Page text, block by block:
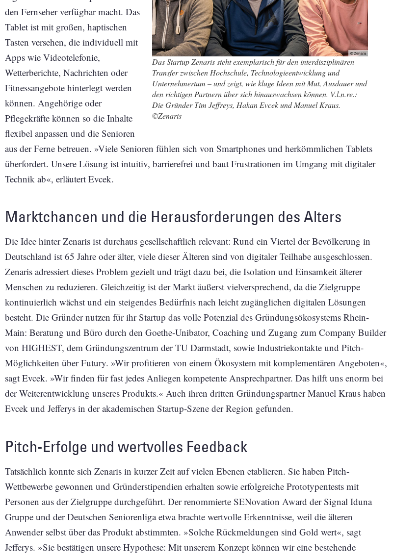
Das Startup Zenaris steht exemplarisch für den interdisziplinären
Transfer zwischen Hochschule, Technologieentwicklung und
Unternehmertum – und zeigt, wie kluge Ideen mit Mut, Ausdauer und
den richtigen Partnern über sich hinauswachsen können. V.l.n.re.:
Die Gründer Tim Jeffreys, Hakan Evcek und Manuel Kraus.
©Zenaris
den Fernseher verfügbar macht. Das
Tablet ist mit großen, haptischen
Tasten versehen, die individuell mit
Apps wie Videotelefonie,
Wetterberichte, Nachrichten oder
Fitnessangebote hinterlegt werden
können. Angehörige oder
Pflegekräfte können so die Inhalte
flexibel anpassen und die Senioren
aus der Ferne betreuen. »Viele Senioren fühlen sich von Smartphones und herkömmlichen Tablets
überfordert. Unsere Lösung ist intuitiv, barrierefrei und baut Frustrationen im Umgang mit digitaler
Technik ab«, erläutert Evcek.
Marktchancen und die Herausforderungen des Alters
Die Idee hinter Zenaris ist durchaus gesellschaftlich relevant: Rund ein Viertel der Bevölkerung in
Deutschland ist 65 Jahre oder älter, viele dieser Älteren sind von digitaler Teilhabe ausgeschlossen.
Zenaris adressiert dieses Problem gezielt und trägt dazu bei, die Isolation und Einsamkeit älterer
Menschen zu reduzieren. Gleichzeitig ist der Markt äußerst vielversprechend, da die Zielgruppe
kontinuierlich wächst und ein steigendes Bedürfnis nach leicht zugänglichen digitalen Lösungen
besteht. Die Gründer nutzen für ihr Startup das volle Potenzial des Gründungsökosystems Rhein-
Main: Beratung und Büro durch den Goethe-Unibator, Coaching und Zugang zum Company Builder
von HIGHEST, dem Gründungszentrum der TU Darmstadt, sowie Industriekontakte und Pitch-
Möglichkeiten über Futury. »Wir profitieren von einem Ökosystem mit komplementären Angeboten«,
sagt Evcek. »Wir finden für fast jedes Anliegen kompetente Ansprechpartner. Das hilft uns enorm bei
der Weiterentwicklung unseres Produkts.« Auch ihren dritten Gründungspartner Manuel Kraus haben
Evcek und Jefferys in der akademischen Startup-Szene der Region gefunden.
Pitch-Erfolge und wertvolles Feedback
Tatsächlich konnte sich Zenaris in kurzer Zeit auf vielen Ebenen etablieren. Sie haben Pitch-
Wettbewerbe gewonnen und Gründerstipendien erhalten sowie erfolgreiche Prototypentests mit
Personen aus der Zielgruppe durchgeführt. Der renommierte SENovation Award der Signal Iduna
Gruppe und der Deutschen Seniorenliga etwa brachte wertvolle Erkenntnisse, weil die älteren
Anwender selbst über das Produkt abstimmten. »Solche Rückmeldungen sind Gold wert«, sagt
Jefferys. »Sie bestätigen unsere Hypothese: Mit unserem Konzept können wir eine bestehende